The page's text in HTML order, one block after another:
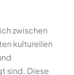
zwischen
kulturellen
sind. Diese